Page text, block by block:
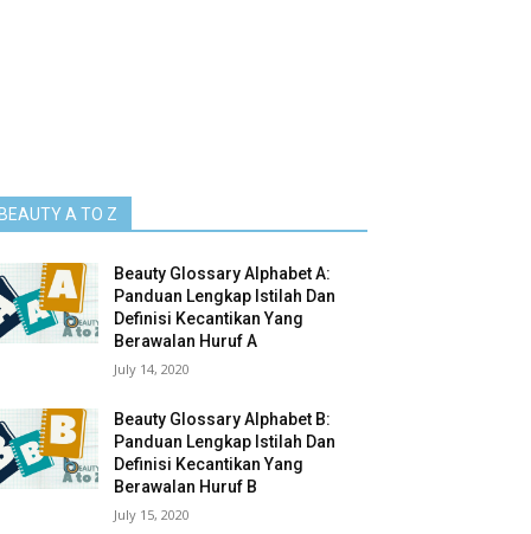
BEAUTY A TO Z
Beauty Glossary Alphabet A:
Panduan Lengkap Istilah Dan
Definisi Kecantikan Yang
Berawalan Huruf A
July 14, 2020
Beauty Glossary Alphabet B:
Panduan Lengkap Istilah Dan
Definisi Kecantikan Yang
Berawalan Huruf B
July 15, 2020